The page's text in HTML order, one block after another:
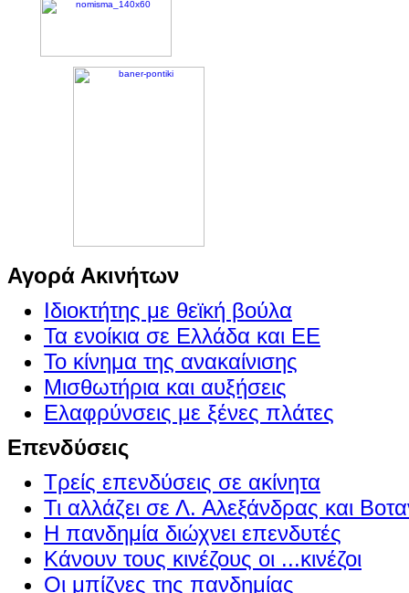
Αγορά Ακινήτων
Ιδιοκτήτης με θεϊκή βούλα
Τα ενοίκια σε Ελλάδα και ΕΕ
Το κίνημα της ανακαίνισης
Μισθωτήρια και αυξήσεις
Ελαφρύνσεις με ξένες πλάτες
Επενδύσεις
Τρείς επενδύσεις σε ακίνητα
Τι αλλάζει σε Λ. Αλεξάνδρας και
Η πανδημία διώχνει επενδυτές
Κάνουν τους κινέζους οι ...κινέζοι
Οι μπίζνες της πανδημίας